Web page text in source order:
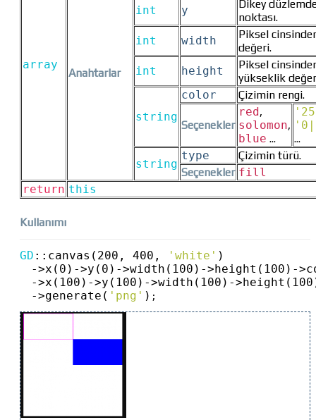
array
Anahtarlar
int
y
Dikey
noktası.
int
width
Piksel
değeri.
int
height
Piksel
yükseklik
string
color Çizimin rengi.
Seçenekler
red,
solomon,
blue ...
...
string
type
Çizimin türü.
Seçenekler fill
return this
Kullanımı
GD :: canvas(200, 400, 'white' )
->x(0) ->y(0) ->width(100) ->height(100) ->
->x(100) ->y(100) ->width(100) ->
->generate( 'png' ) ;